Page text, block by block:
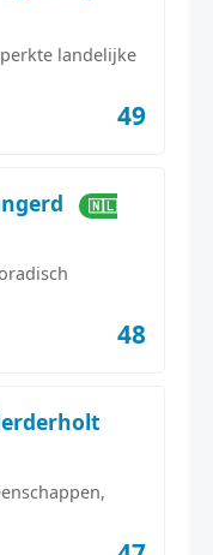
landelijke
49
🇳🇱
48